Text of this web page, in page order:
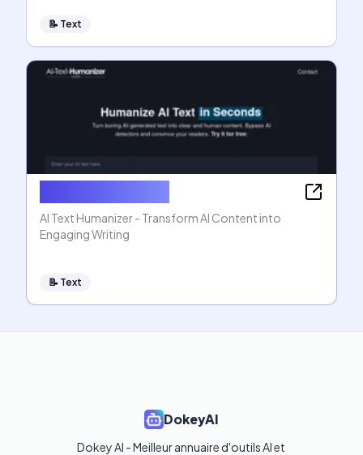
📝 Text
AI Text Humanizer - Transform AI Content into
Engaging Writing
📝 Text
DokeyAI
Dokey AI - Meilleur annuaire d'outils AI et